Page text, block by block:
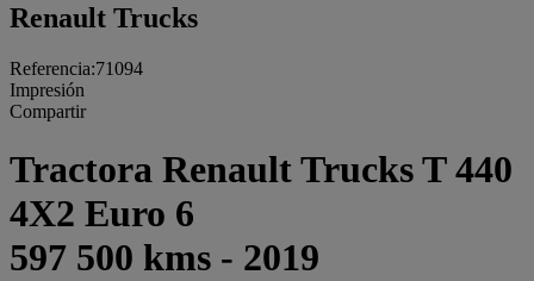
Renault Trucks
Referencia:71094
Impresión
Compartir
Tractora Renault Trucks T 440
4X2 Euro 6
597 500 kms - 2019